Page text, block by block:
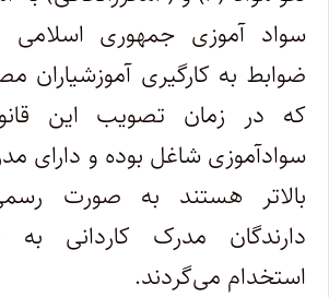
سواد آموزی جمهوری اسلامی
که در زمان تصویب این
سوادآموزی شاغل بوده و دارای
بالاتر هستند به صورت
دارندگان مدرک کاردانی
استخدام می‌گردند.